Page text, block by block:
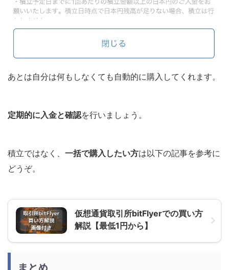
あとは自分は何もしなくても自動的に購入してくれます。
定期的に入金と確認を行いましょう。
積立ではなく、 一括で購入したい方は以下の記事を参考に
どうぞ。
仮想通貨取引所bitFlyerでの買い方
解説【最低1円から】
まとめ